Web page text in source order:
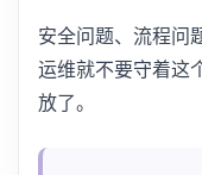
安全问题、流程问
运维就不要守着这
放了。